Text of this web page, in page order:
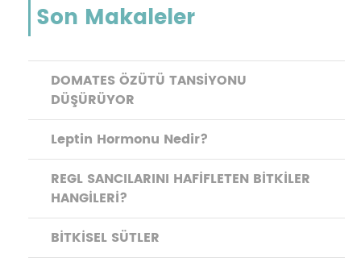
Son Makaleler
DOMATES ÖZÜTÜ TANSİYONU
DÜŞÜRÜYOR
Leptin Hormonu Nedir?
REGL SANCILARINI HAFİFLETEN BİTKİLER
HANGİLERİ?
BİTKİSEL SÜTLER